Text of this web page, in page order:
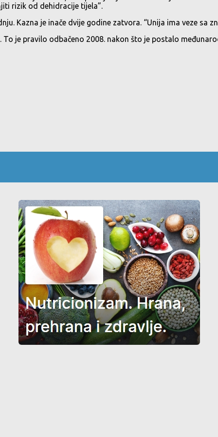
rizik od dehidracije tijela”.
Kazna je inače dvije godine zatvora. “Unija ima veze sa
je pravilo odbačeno 2008. nakon što je postalo